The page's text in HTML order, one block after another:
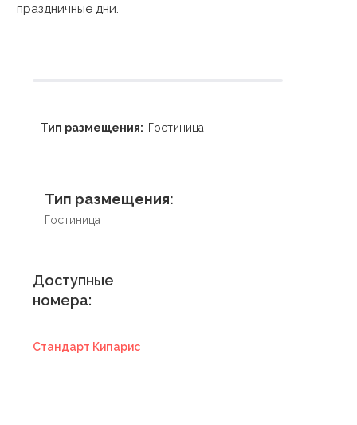
праздничные дни.
Тип размещения: Гостиница
Тип размещения:
Гостиница
Доступные
номера:
Стандарт Кипарис